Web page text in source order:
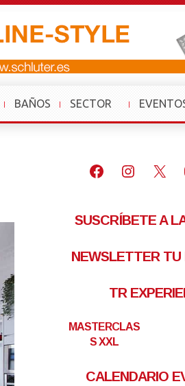
BAÑOS
SECTOR
»
Facebook
X
SUSCRÍBETE A
NEWSLETTER TU
TR
MASTERCLAS
S XXL
CALENDARIO